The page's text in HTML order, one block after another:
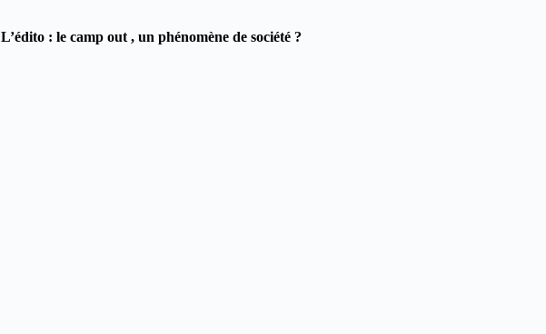
L’édito : le camp out , un phénomène de société ?